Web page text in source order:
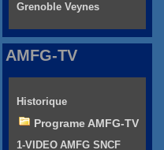
Grenoble Veynes
AMFG-TV
Historique
Programe AMFG-TV
1-VIDEO AMFG SNCF